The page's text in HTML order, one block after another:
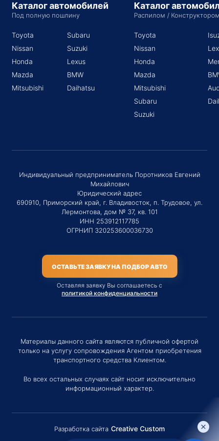
Каталог автомобилей
Под полную пошлину
Toyota
Nissan
Honda
Mazda
Mitsubishi
Subaru
Suzuki
Lexus
BMW
Daihatsu
Каталог
Распилом /
Toyota
Nissan
Honda
Mazda
Mitsubishi
Subaru
Suzuki
Индивидуальный предприниматель Поротников Евгений
Михайлович
Юридический адрес
690910, Приморский край, г. Владивосток, п. Трудовое, ул.
Лермонтова, дом № 37, кв. 101
ИНН 253912117785
ОГРНИП 320253600036730
ОСТАВЬТЕ ЗАЯВКУ НА ПОДБОР АВТО
Оставляя заявку Вы соглашаетесь с
политикой конфиденциальности
Материалы данного сайта являются публичной офертой
только на услугу сопровождения Агентом приобретения
транспортного средства Клиентом.
Во всех остальных случаях сайт носит исключительно
информационный характер.
Разработка сайта Creative Custom